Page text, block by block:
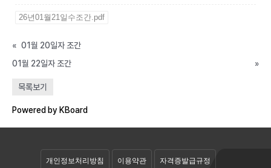
26년01월21일수조간.pdf
« 01월 20일자 조간
01월 22일자 조간
»
목록보기
Powered by KBoard
개인정보처리방침 이용약관 자격증발급규정